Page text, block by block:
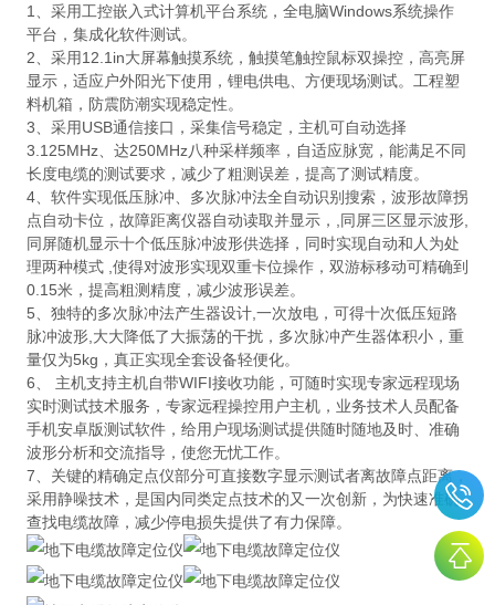
1、采用工控嵌入式计算机平台系统，全电脑Windows系统操作
平台，集成化软件测试。
2、采用12.1in大屏幕触摸系统，触摸笔触控鼠标双操控，高亮屏
显示，适应户外阳光下使用，锂电供电、方便现场测试。工程塑
料机箱，防震防潮实现稳定性。
3、采用USB通信接口，采集信号稳定，主机可自动选择
3.125MHz、达250MHz八种采样频率，自适应脉宽，能满足不同
长度电缆的测试要求，减少了粗测误差，提高了测试精度。
4、软件实现低压脉冲、多次脉冲法全自动识别搜索，波形故障拐
点自动卡位，故障距离仪器自动读取并显示，,同屏三区显示波形,
同屏随机显示十个低压脉冲波形供选择，同时实现自动和人为处
理两种模式 ,使得对波形实现双重卡位操作，双游标移动可精确到
0.15米，提高粗测精度，减少波形误差。
5、独特的多次脉冲法产生器设计,一次放电，可得十次低压短路
脉冲波形,大大降低了大振荡的干扰，多次脉冲产生器体积小，重
量仅为5kg，真正实现全套设备轻便化。
6、 主机支持主机自带WIFI接收功能，可随时实现专家远程现场
实时测试技术服务，专家远程操控用户主机，业务技术人员配备
手机安卓版测试软件，给用户现场测试提供随时随地及时、准确
波形分析和交流指导，使您无忧工作。
7、关键的精确定点仪部分可直接数字显示测试者离故障点距离，
采用静噪技术，是国内同类定点技术的又一次创新，为快速准确
查找电缆故障，减少停电损失提供了有力保障。